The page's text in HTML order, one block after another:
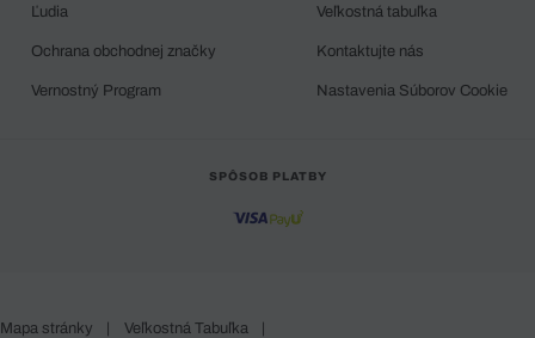
Ľudia
Ochrana obchodnej značky
Vernostný Program
Veľkostná tabuľka
Kontaktujte nás
Nastavenia Súborov Cookie
SPÔSOB PLATBY
Mapa stránky | Veľkostná Tabuľka |